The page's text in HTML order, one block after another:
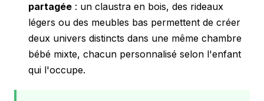
partagée : un claustra en bois, des rideaux
légers ou des meubles bas permettent de créer
deux univers distincts dans une même chambre
bébé mixte, chacun personnalisé selon l'enfant
qui l'occupe.